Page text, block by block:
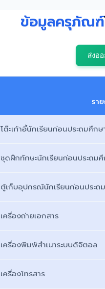
ข้อมูลครุภัณฑ์
ส่งอ
รา
โต๊ะเก้าอี้นักเรียนก่อนประถมศึกษ
ชุดฝึกทักษะนักเรียนก่อนประถม
ตู้เก็บอุปกรณ์นักเรียนก่อนประถ
เครื่องถ่ายเอกสาร
เครื่องพิมพ์สำเนาระบบดิจิตอล
เครื่องโทรสาร